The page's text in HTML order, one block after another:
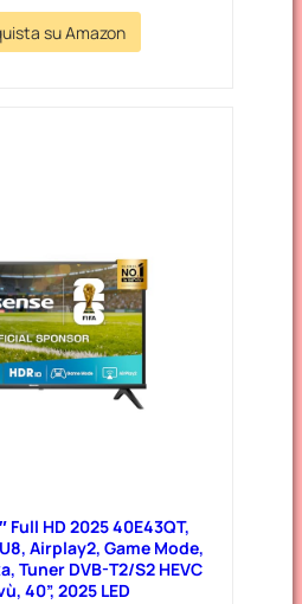
su Amazon
Full HD 2025 40E43QT,
Airplay2, Game Mode,
Tuner DVB-T2/S2 HEVC
40”, 2025 LED